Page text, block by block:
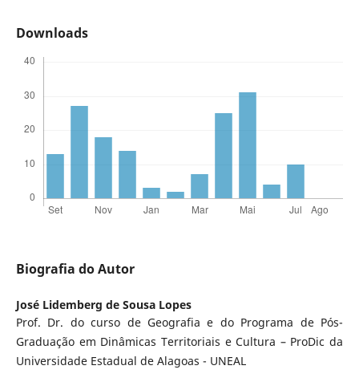
Downloads
Biografia do Autor
José Lidemberg de Sousa Lopes
Prof. Dr. do curso de Geografia e do Programa de Pós-
Graduação em Dinâmicas Territoriais e Cultura – ProDic da
Universidade Estadual de Alagoas - UNEAL